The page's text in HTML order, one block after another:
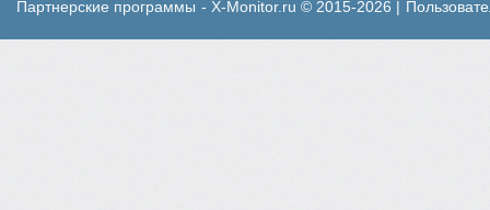
Партнерские программы - X-Monitor.ru © 2015-2026 |